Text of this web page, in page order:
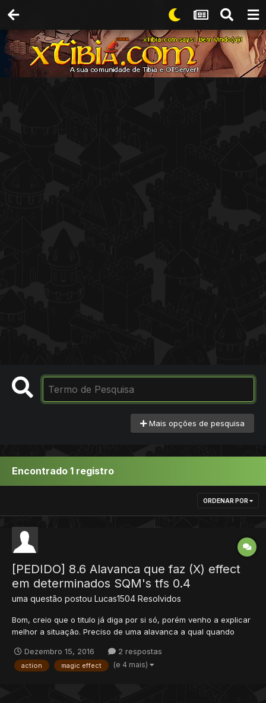
Mais opções de pesquisa
Encontrado 1 registro
ORDENAR POR
[PEDIDO] 8.6 Alavanca que faz (X) effect
em determinados SQM's tfs 0.4
uma questão postou Lucas1504 Resolvidos
Bom, creio que o titulo já diga por si só, porém venho a explicar
melhor a situação. Preciso de uma alavanca a qual quando
que seja um script simples, desde já agradeço
Dezembro 15, 2016 2 respostas
action magic effect (e 4 mais)